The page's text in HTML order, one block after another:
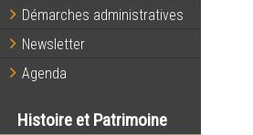
Démarches administratives
Newsletter
Agenda
Histoire et Patrimoine